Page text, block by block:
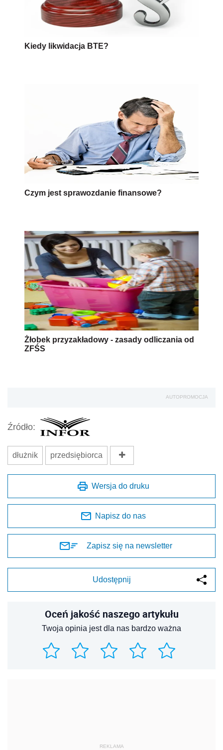
Kiedy likwidacja BTE?
Czym jest sprawozdanie finansowe?
Żłobek przyzakładowy - zasady odliczania od
ZFŚS
AUTOPROMOCJA
Źródło:
dłużnik przedsiębiorca
Wersja do druku
Napisz do nas
Zapisz się na newsletter
Udostępnij
Oceń jakość naszego artykułu
Twoja opinia jest dla nas bardzo ważna
REKLAMA